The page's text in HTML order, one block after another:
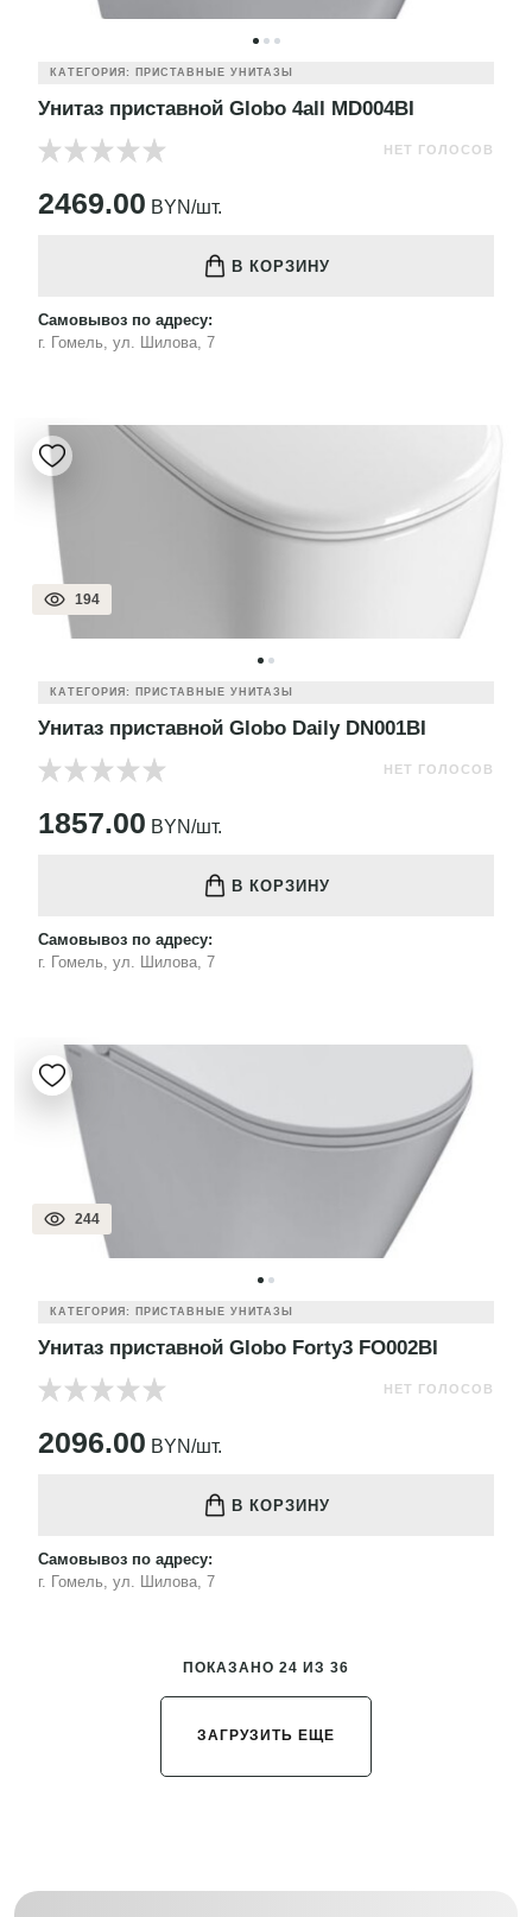
КАТЕГОРИЯ: ПРИСТАВНЫЕ УНИТАЗЫ
Унитаз приставной Globo 4all MD004BI
НЕТ ГОЛОСОВ
2469.00 BYN/шт.
В КОРЗИНУ
Самовывоз по адресу:
г. Гомель, ул. Шилова, 7
194
КАТЕГОРИЯ: ПРИСТАВНЫЕ УНИТАЗЫ
Унитаз приставной Globo Daily DN001BI
НЕТ ГОЛОСОВ
1857.00 BYN/шт.
В КОРЗИНУ
Самовывоз по адресу:
г. Гомель, ул. Шилова, 7
244
КАТЕГОРИЯ: ПРИСТАВНЫЕ УНИТАЗЫ
Унитаз приставной Globo Forty3 FO002BI
НЕТ ГОЛОСОВ
2096.00 BYN/шт.
В КОРЗИНУ
Самовывоз по адресу:
г. Гомель, ул. Шилова, 7
ПОКАЗАНО 24 ИЗ 36
ЗАГРУЗИТЬ ЕЩЕ